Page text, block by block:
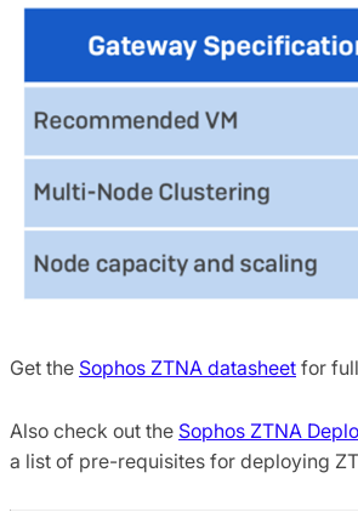
Get the Sophos ZTNA datasheet for
Also check out the Sophos ZTNA
a list of pre-requisites for deploying